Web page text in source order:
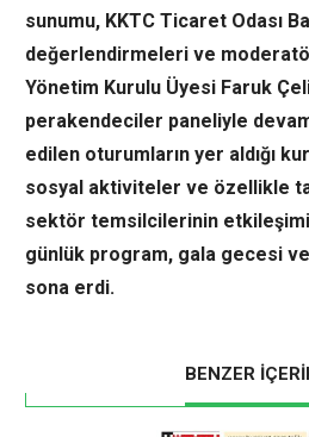
sunumu, KKTC Ticaret Odası
değerlendirmeleri ve
Yönetim Kurulu Üyesi Faruk
perakendeciler paneliyle
edilen oturumların yer aldığı
sosyal aktiviteler ve özellikle
sektör temsilcilerinin
günlük program, gala gecesi
sona erdi.
BENZER